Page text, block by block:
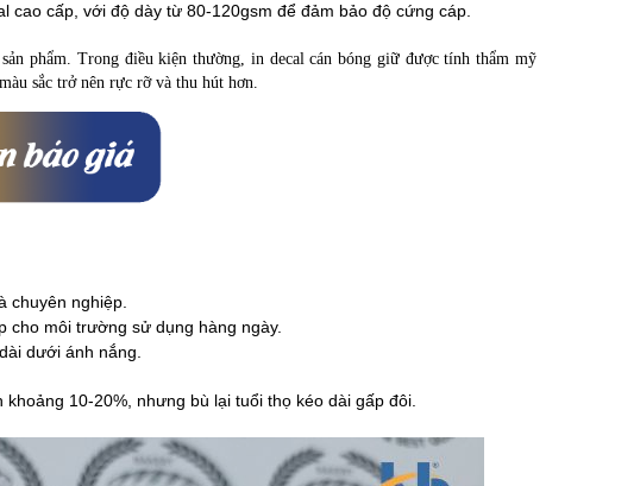
cấp, với độ dày từ 80-120gsm để đảm bảo độ cứng cáp.
phẩm. Trong điều kiện thường, in decal cán bóng giữ được tính thẩm mỹ
sắc trở nên rực rỡ và thu hút hơn.
chuyên nghiệp.
cho môi trường sử dụng hàng ngày.
dưới ánh nắng.
10-20%, nhưng bù lại tuổi thọ kéo dài gấp đôi.